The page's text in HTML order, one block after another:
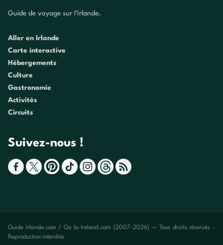
Guide de voyage sur l'Irlande.
Aller en Irlande
Carte interactive
Hébergements
Culture
Gastronomie
Activités
Circuits
Suivez-nous !
Guide Irlande.com / Go to Ireland.com (2007-2026) — Tous droits réservés -
Reproduction interdite